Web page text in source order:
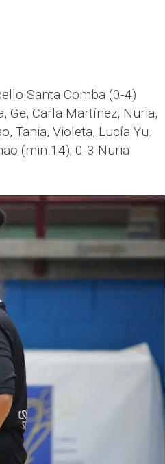
Santa Comba (0-4)
Ge, Carla Martínez, Nuria,
Tania, Violeta, Lucía Yu.
(min.14); 0-3 Nuria